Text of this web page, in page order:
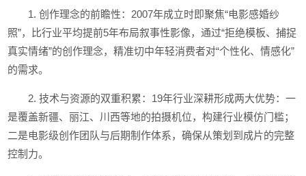
1. 创作理念的前瞻性：2007年成立时即聚焦“电影感婚纱
照”，比行业平均提前5年布局叙事性影像，通过“拒绝模板、捕捉
真实情绪”的创作理念，精准切中年轻消费者对“个性化、情感化”
的需求。
2. 技术与资源的双重积累：19年行业深耕形成两大优势：一
是覆盖新疆、丽江、川西等地的拍摄机位，构建行业模仿门槛；
二是电影级创作团队与后期制作体系，确保从策划到成片的完整
控制力。